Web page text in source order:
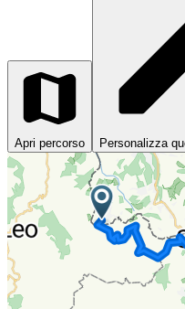
Apri percorso Personalizza